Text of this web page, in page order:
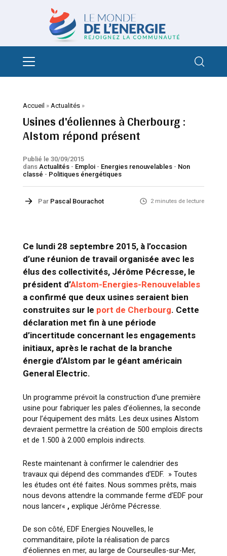
Accueil » Actualités»
Usines d'éoliennes à Cherbourg :
Alstom répond présent
Publié le 30/09/2015
dans Actualités- Emploi- Energies renouvelables- Non
classé - Politiques énergétiques
Par Pascal Bourachot 2 minutes de lecture
Ce lundi 28 septembre 2015, à l’occasion
d’une réunion de travail organisée avec les
élus des collectivités, Jérôme Pécresse, le
président d’Alstom-Energies-Renouvelables
a confirmé que deux usines seraient bien
construites sur le port de Cherbourg. Cette
déclaration met fin à une période
d’incertitude concernant les engagements
initiaux, après le rachat de la branche
énergie d’Alstom par le géant américain
General Electric.
Un programme prévoit la construction d’une première
usine pour fabriquer les pales d’éoliennes, la seconde
pour l’équipement des mâts. Les deux usines Alstom
devraient permettre la création de 500 emplois directs
et de 1.500 à 2.000 emplois indirects.
Reste maintenant à confirmer le calendrier des
travaux qui dépend des commandes d’EDF. » Toutes
les études ont été faites. Nous sommes prêts, mais
nous devons attendre la commande ferme d’EDF pour
nous lancer« , explique Jérôme Pécresse.
De son côté, EDF Energies Nouvelles, le
commanditaire, pilote la réalisation de parcs
d’éoliennes en mer, au large de Courseulles-sur-Mer,